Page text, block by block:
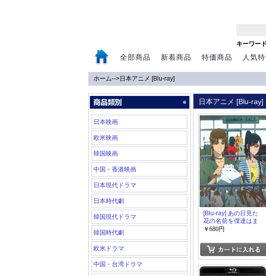
キーワー
全部商品 新着商品 特価商品 人気
ホーム-->日本アニメ [Blu-ray]
日本映画
欧米映画
韓国映画
中国・香港映画
日本現代ドラマ
日本時代劇
韓国現代ドラマ
韓国時代劇
欧米ドラマ
中国・台湾ドラマ
日本アニメ [Blu-ray]
[Blu-ray] あの日見た
花の名前を僕達はま
だ知らない。 3
￥680円
0